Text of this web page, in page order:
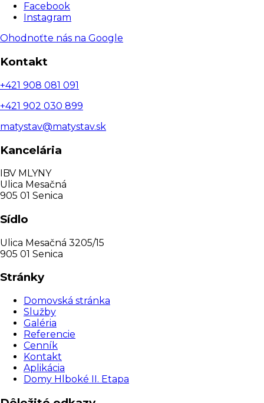
Facebook
Instagram
Ohodnoťte nás na Google
Kontakt
+421 908 081 091
+421 902 030 899
matystav@matystav.sk
Kancelária
IBV MLYNY
Ulica Mesačná
905 01 Senica
Sídlo
Ulica Mesačná 3205/15
905 01 Senica
Stránky
Domovská stránka
Služby
Galéria
Referencie
Cenník
Kontakt
Aplikácia
Domy Hlboké II. Etapa